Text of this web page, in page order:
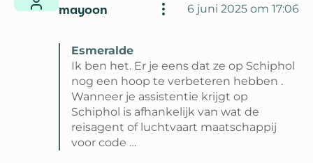
mayoon 6 juni 2025 om 17:06
Esmeralde
Ik ben het. Er je eens dat ze op Schiphol
nog een hoop te verbeteren hebben .
Wanneer je assistentie krijgt op
Schiphol is afhankelijk van wat de
reisagent of luchtvaart maatschappij
voor code …